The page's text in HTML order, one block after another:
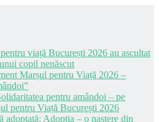
viață București 2026 au ascultat
copil nenăscut
Marșul pentru Viață 2026 –
pentru amândoi – pe
pentru Viață București 2026
adoptată: Adopția – o naștere din